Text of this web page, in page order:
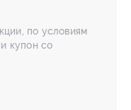
по условиям
купон со